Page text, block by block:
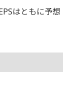
はともに予想